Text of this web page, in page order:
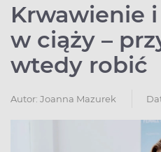
Krwawienie
w ciąży –
wtedy robić
Autor: Joanna Mazurek